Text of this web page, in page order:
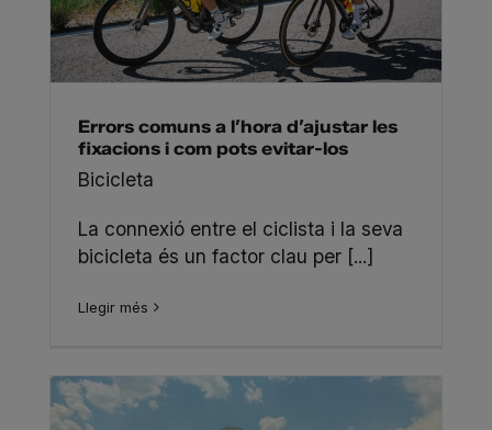
Errors comuns a l’hora d’ajustar les
fixacions i com pots evitar-los
Bicicleta
La connexió entre el ciclista i la seva
bicicleta és un factor clau per [...]
Llegir més